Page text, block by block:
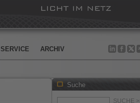
SERVICE ARCHIV
Suche